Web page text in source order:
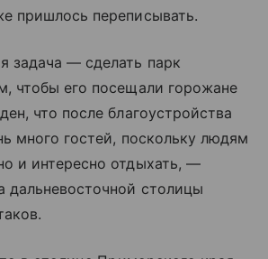
пришлось переписывать.
задача — сделать парк
чтобы его посещали горожане
что после благоустройства
много гостей, поскольку людям
и интересно отдыхать, —
дальневосточной столицы